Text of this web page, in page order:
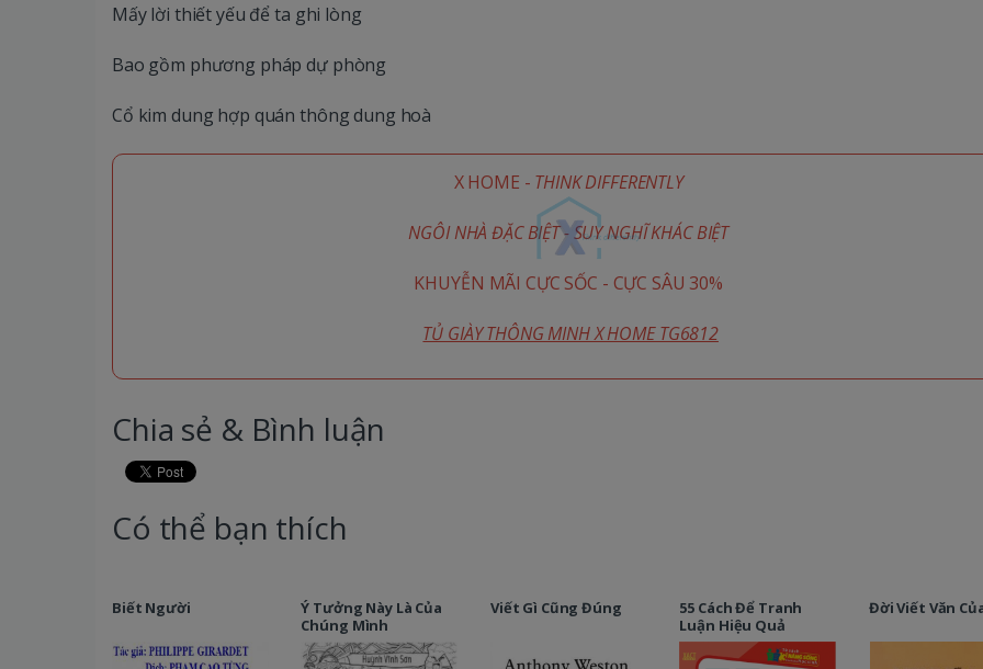
Mấy lời thiết yếu để ta ghi lòng
Bao gồm phương pháp dự phòng
Cổ kim dung hợp quán thông dung hoà
X HOME - THINK DIFFERENTLY
NGÔI NHÀ ĐẶC BIỆT - SUY NGHĨ KHÁC BIỆT
KHUYỄN MÃI CỰC SỐC - CỰC SÂU 30%
TỦ GIÀY THÔNG MINH X HOME TG6812
Chia sẻ & Bình luận
Có thể bạn thích
Biết Người
Ý Tưởng Này Là Của
Chúng Mình
Viết Gì Cũng Đúng
55 Cách Để Tranh
Luận Hiệu Quả
Đời Viết Văn